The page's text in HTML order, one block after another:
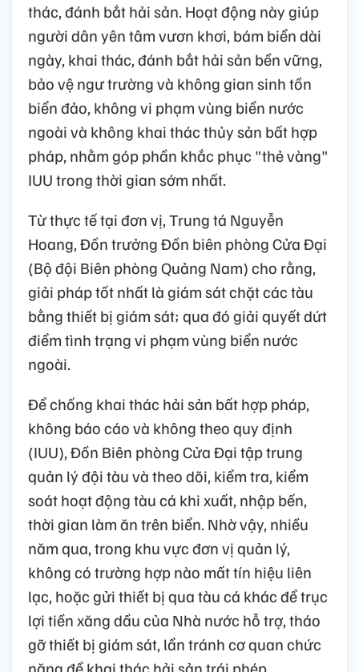
thác, đánh bắt hải sản. Hoạt động này giúp
người dân yên tâm vươn khơi, bám biển dài
ngày, khai thác, đánh bắt hải sản bền vững,
bảo vệ ngư trường và không gian sinh tồn
biển đảo, không vi phạm vùng biển nước
ngoài và không khai thác thủy sản bất hợp
pháp, nhằm góp phần khắc phục "thẻ vàng"
IUU trong thời gian sớm nhất.
Từ thực tế tại đơn vị, Trung tá Nguyễn
Hoang, Đồn trưởng Đồn biên phòng Cửa Đại
(Bộ đội Biên phòng Quảng Nam) cho rằng,
giải pháp tốt nhất là giám sát chặt các tàu
bằng thiết bị giám sát; qua đó giải quyết dứt
điểm tình trạng vi phạm vùng biển nước
ngoài.
Để chống khai thác hải sản bất hợp pháp,
không báo cáo và không theo quy định
(IUU), Đồn Biên phòng Cửa Đại tập trung
quản lý đội tàu và theo dõi, kiểm tra, kiểm
soát hoạt động tàu cá khi xuất, nhập bến,
thời gian làm ăn trên biển. Nhờ vậy, nhiều
năm qua, trong khu vực đơn vị quản lý,
không có trường hợp nào mất tín hiệu liên
lạc, hoặc gửi thiết bị qua tàu cá khác để trục
lợi tiền xăng dầu của Nhà nước hỗ trợ, tháo
gỡ thiết bị giám sát, lẩn tránh cơ quan chức